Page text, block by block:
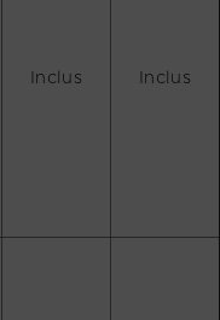
Inclus Inclus